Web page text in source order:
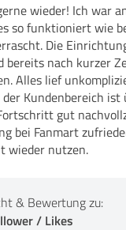
wieder! Ich war
so funktioniert wie
Die
bereits nach kurzer
Alles lief
der Kundenbereich
gut
bei Fanmart
wieder nutzen.
& Bewertung zu:
/ Likes